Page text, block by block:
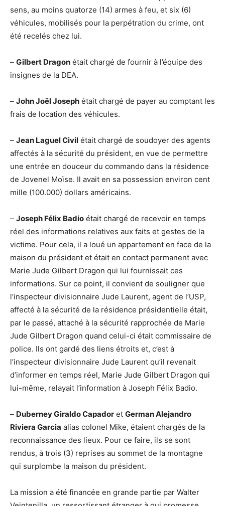
sens, au moins quatorze (14) armes à feu, et six (6)
véhicules, mobilisés pour la perpétration du crime, ont
été recelés chez lui.
– Gilbert Dragon était chargé de fournir à l’équipe des
insignes de la DEA.
– John Joël Joseph était chargé de payer au comptant les
frais de location des véhicules.
– Jean Laguel Civil était chargé de soudoyer des agents
affectés à la sécurité du président, en vue de permettre
une entrée en douceur du commando dans la résidence
de Jovenel Moïse. Il avait en sa possession environ cent
mille (100.000) dollars américains.
– Joseph Félix Badio était chargé de recevoir en temps
réel des informations relatives aux faits et gestes de la
victime. Pour cela, il a loué un appartement en face de la
maison du président et était en contact permanent avec
Marie Jude Gilbert Dragon qui lui fournissait ces
informations. Sur ce point, il convient de souligner que
l’inspecteur divisionnaire Jude Laurent, agent de l’USP,
affecté à la sécurité de la résidence présidentielle était,
par le passé, attaché à la sécurité rapprochée de Marie
Jude Gilbert Dragon quand celui-ci était commissaire de
police. Ils ont gardé des liens étroits et, c’est à
l’inspecteur divisionnaire Jude Laurent qu’il revenait
d’informer en temps réel, Marie Jude Gilbert Dragon qui
lui-même, relayait l’information à Joseph Félix Badio.
– Duberney Giraldo Capador et German Alejandro
Riviera Garcia alias colonel Mike, étaient chargés de la
reconnaissance des lieux. Pour ce faire, ils se sont
rendus, à trois (3) reprises au sommet de la montagne
qui surplombe la maison du président.
La mission a été financée en grande partie par Walter